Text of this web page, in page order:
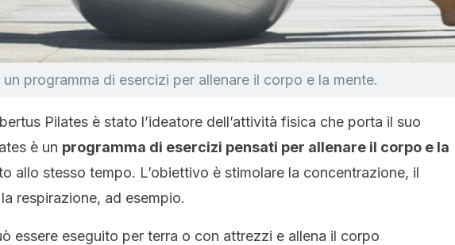
un programma di esercizi per allenare il corpo e la mente.
Pilates è stato l’ideatore dell’attività fisica che porta il suo
è un programma di esercizi pensati per allenare il corpo e la
allo stesso tempo. L’obiettivo è stimolare la concentrazione, il
respirazione, ad esempio.
essere eseguito per terra o con attrezzi e allena il corpo